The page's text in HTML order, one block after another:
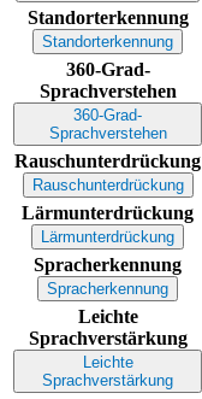
Standorterkennung
Standorterkennung
360-Grad-
Sprachverstehen
360-Grad-
Sprachverstehen
Rauschunterdrückung
Rauschunterdrückung
Lärmunterdrückung
Lärmunterdrückung
Spracherkennung
Spracherkennung
Leichte
Sprachverstärkung
Leichte
Sprachverstärkung